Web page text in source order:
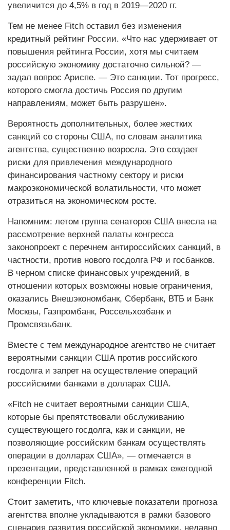
увеличится до 4,5% в год в 2019—2020 гг.
Тем не менее Fitch оставил без изменения
кредитный рейтинг России. «Что нас удерживает от
повышения рейтинга России, хотя мы считаем
российскую экономику достаточно сильной? —
задал вопрос Ариспе. — Это санкции. Тот прогресс,
которого смогла достичь Россия по другим
направлениям, может быть разрушен».
Вероятность дополнительных, более жестких
санкций со стороны США, по словам аналитика
агентства, существенно возросла. Это создает
риски для привлечения международного
финансирования частному сектору и риски
макроэкономической волатильности, что может
отразиться на экономическом росте.
Напомним: летом группа сенаторов США внесла на
рассмотрение верхней палаты конгресса
законопроект с перечнем антироссийских санкций, в
частности, против нового госдолга РФ и госбанков.
В черном списке финансовых учреждений, в
отношении которых возможны новые ограничения,
оказались Внешэкономбанк, Сбербанк, ВТБ и Банк
Москвы, Газпромбанк, Россельхозбанк и
Промсвязьбанк.
Вместе с тем международное агентство не считает
вероятными санкции США против российского
госдолга и запрет на осуществление операций
российскими банками в долларах США.
«Fitch не считает вероятными санкции США,
которые бы препятствовали обслуживанию
существующего госдолга, как и санкции, не
позволяющие российским банкам осуществлять
операции в долларах США», — отмечается в
презентации, представленной в рамках ежегодной
конференции Fitch.
Стоит заметить, что ключевые показатели прогноза
агентства вполне укладываются в рамки базового
сценария развития российской экономики, недавно